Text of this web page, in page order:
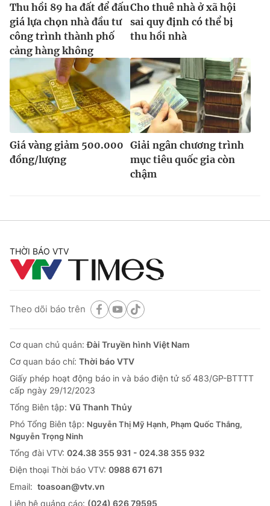
Thu hồi 89 ha đất để đấu
giá lựa chọn nhà đầu tư
công trình thành phố
cảng hàng không
Cho thuê nhà ở xã hội
sai quy định có thể bị
thu hồi nhà
Giá vàng giảm 500.000
đồng/lượng
Giải ngân chương trình
mục tiêu quốc gia còn
chậm
THỜI BÁO VTV
Theo dõi báo trên
Cơ quan chủ quản:Đài Truyền hình Việt Nam
Cơ quan báo chí: Thời báo VTV
Giấy phép hoạt động báo in và báo điện tử số 483/GP-BTTTT
cấp ngày 29/12/2023
Tổng Biên tập: Vũ Thanh Thủy
Phó Tổng Biên tập: Nguyễn Thị Mỹ Hạnh, Phạm Quốc Thắng,
Nguyễn Trọng Ninh
Tổng đài VTV: 024.38 355 931 - 024.38 355 932
Ðiện thoại Thời báo VTV: 0988 671 671
Email: toasoan@vtv.vn
Liên hệ quảng cáo: (024) 626 79595